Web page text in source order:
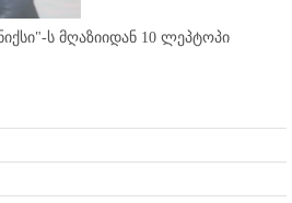
ს მღაზიიდან 10 ლეპტოპი